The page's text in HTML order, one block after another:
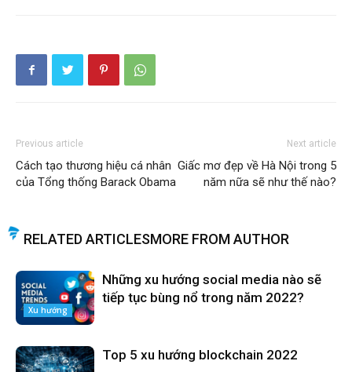
Previous article
Cách tạo thương hiệu cá nhân
của Tổng thống Barack Obama
Next article
Giấc mơ đẹp về Hà Nội trong 5
năm nữa sẽ như thế nào?
RELATED ARTICLESMORE FROM AUTHOR
Xu hướng
Những xu hướng social media nào sẽ
tiếp tục bùng nổ trong năm 2022?
Top 5 xu hướng blockchain 2022